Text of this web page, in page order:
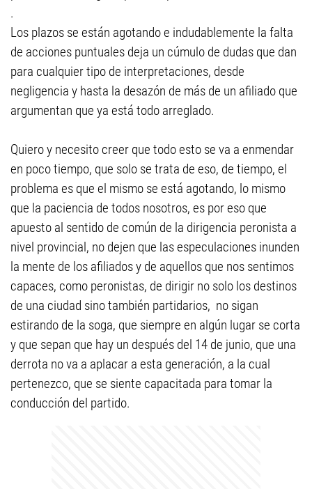
.
Los plazos se están agotando e indudablemente la falta
de acciones puntuales deja un cúmulo de dudas que dan
para cualquier tipo de interpretaciones, desde
negligencia y hasta la desazón de más de un afiliado que
argumentan que ya está todo arreglado.
Quiero y necesito creer que todo esto se va a enmendar
en poco tiempo, que solo se trata de eso, de tiempo, el
problema es que el mismo se está agotando, lo mismo
que la paciencia de todos nosotros, es por eso que
apuesto al sentido de común de la dirigencia peronista a
nivel provincial, no dejen que las especulaciones inunden
la mente de los afiliados y de aquellos que nos sentimos
capaces, como peronistas, de dirigir no solo los destinos
de una ciudad sino también partidarios, no sigan
estirando de la soga, que siempre en algún lugar se corta
y que sepan que hay un después del 14 de junio, que una
derrota no va a aplacar a esta generación, a la cual
pertenezco, que se siente capacitada para tomar la
conducción del partido.